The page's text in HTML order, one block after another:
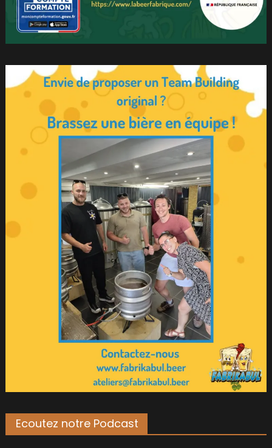
Ecoutez notre Podcast